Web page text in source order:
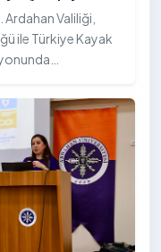
Ardahan Valiliği,
ile Türkiye Kayak
30-31
Yenisey